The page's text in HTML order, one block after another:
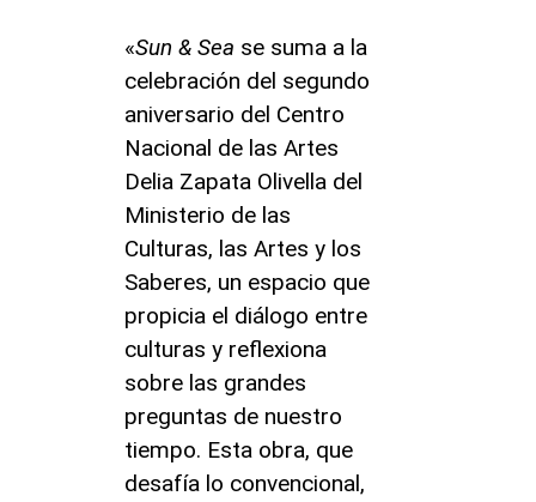
«Sun & Sea se suma a la
celebración del segundo
aniversario del Centro
Nacional de las Artes
Delia Zapata Olivella del
Ministerio de las
Culturas, las Artes y los
Saberes, un espacio que
propicia el diálogo entre
culturas y reflexiona
sobre las grandes
preguntas de nuestro
tiempo. Esta obra, que
desafía lo convencional,